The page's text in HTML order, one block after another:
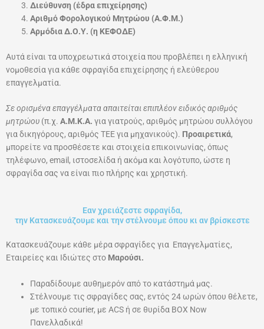
Διεύθυνση (έδρα επιχείρησης)
Αριθμό Φορολογικού Μητρώου (Α.Φ.Μ.)
Αρμόδια Δ.Ο.Υ. (η ΚΕΦΟΔΕ)
Αυτά είναι τα υποχρεωτικά στοιχεία που προβλέπει η ελληνική
νομοθεσία για κάθε σφραγίδα επιχείρησης ή ελεύθερου
επαγγελματία.
Σε ορισμένα επαγγέλματα απαιτείται επιπλέον ειδικός αριθμός
μητρώου (π.χ. Α.Μ.Κ.Α. για γιατρούς, αριθμός μητρώου συλλόγου
για δικηγόρους, αριθμός ΤΕΕ για μηχανικούς). Προαιρετικά,
μπορείτε να προσθέσετε και στοιχεία επικοινωνίας, όπως
τηλέφωνο, email, ιστοσελίδα ή ακόμα και λογότυπο, ώστε η
σφραγίδα σας να είναι πιο πλήρης και χρηστική.
Εαν χρειάζεστε σφραγίδα,
την Κατασκευάζουμε και την στέλνουμε όπου κι αν βρίσκεστε
Kατασκευάζουμε κάθε μέρα σφραγίδες για Επαγγελματίες,
Εταιρείες και Ιδιώτες στο Μαρούσι.
Παραδίδουμε αυθημερόν από το κατάστημά μας.
Στέλνουμε τις σφραγίδες σας, εντός 24 ωρών όπου θέλετε,
με τοπικό courier, με ACS ή σε θυρίδα BOX Now
Πανελλαδικά!